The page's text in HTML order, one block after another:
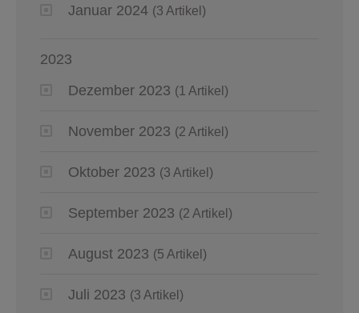
Januar 2024 (3 Artikel)
2023
Dezember 2023 (1 Artikel)
November 2023 (2 Artikel)
Oktober 2023 (3 Artikel)
September 2023 (2 Artikel)
August 2023 (5 Artikel)
Juli 2023 (3 Artikel)